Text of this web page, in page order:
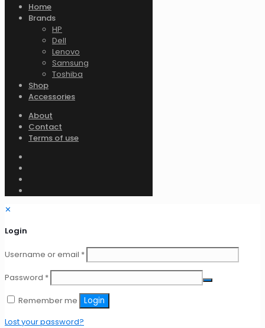
Home
Brands
HP
Dell
Lenovo
Samsung
Toshiba
Shop
Accessories
About
Contact
Terms of use
✕
Login
Username or email *Required
Password *Required
Remember me
Login
Lost your password?